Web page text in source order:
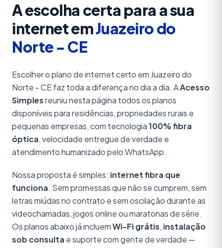
A escolha certa para a sua
internet emJuazeiro do
Norte - CE
Escolher o plano de internet certo em Juazeiro do
Norte - CE faz toda a diferença no dia a dia. AAcesso
Simplesreuniu nesta página todos os planos
disponíveis para residências, propriedades rurais e
pequenas empresas, com tecnologia100% fibra
óptica, velocidade entregue de verdade e
atendimento humanizado pelo WhatsApp.
Nossa proposta é simples: internet fibra que
funciona. Sem promessas que não se cumprem, sem
letras miúdas no contrato e sem oscilação durante as
videochamadas, jogos online ou maratonas de série.
Os planos abaixo já incluemWi-Fi grátis, instalação
sob consulta e suporte com gente de verdade —